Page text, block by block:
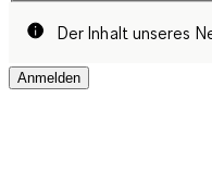
Der Inhalt unseres
Anmelden